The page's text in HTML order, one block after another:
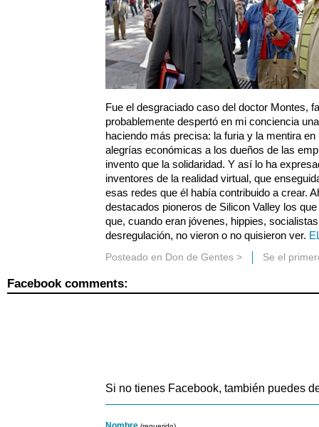
Fue el desgraciado caso del doctor Montes,
probablemente despertó en mi conciencia
haciendo más precisa: la furia y la mentira
alegrías económicas a los dueños de las
invento que la solidaridad. Y así lo ha
inventores de la realidad virtual, que
esas redes que él había contribuido a crear.
destacados pioneros de Silicon Valley los
que, cuando eran jóvenes, hippies,
desregulación, no vieron o no quisieron ver.
Posteado en Don de Gentes > Se el
Facebook comments:
Si no tienes Facebook, también puedes